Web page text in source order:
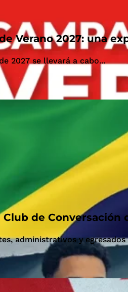
Verano 2027: una
2027 se llevará a cabo...
de
administrativos y